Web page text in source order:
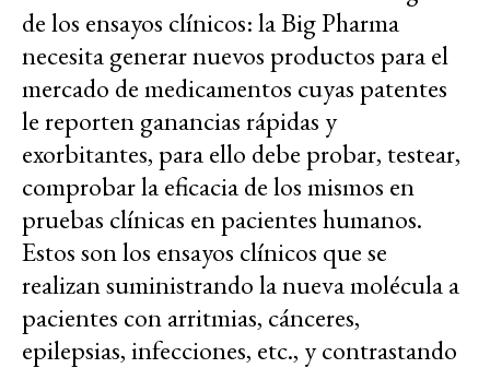
de los ensayos clínicos: la Big Pharma
necesita generar nuevos productos para el
mercado de medicamentos cuyas patentes
le reporten ganancias rápidas y
exorbitantes, para ello debe probar, testear,
comprobar la eficacia de los mismos en
pruebas clínicas en pacientes humanos.
Estos son los ensayos clínicos que se
realizan suministrando la nueva molécula a
pacientes con arritmias, cánceres,
epilepsias, infecciones, etc., y contrastando